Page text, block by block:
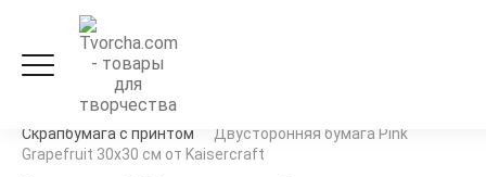
Скрапбукинг
Бумага для скрапбукинга
Скрапбумага с принтом
Двусторонняя бумага Pink
Grapefruit 30х30 см от Kaisercraft